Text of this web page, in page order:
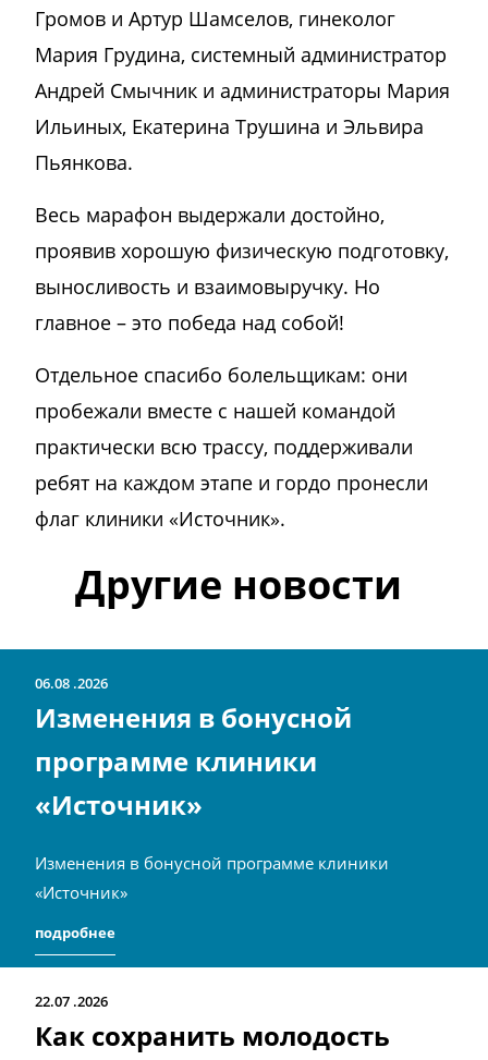
Громов и Артур Шамселов, гинеколог
Мария Грудина, системный администратор
Андрей Смычник и администраторы Мария
Ильиных, Екатерина Трушина и Эльвира
Пьянкова.
Весь марафон выдержали достойно,
проявив хорошую физическую подготовку,
выносливость и взаимовыручку. Но
главное – это победа над собой!
Отдельное спасибо болельщикам: они
пробежали вместе с нашей командой
практически всю трассу, поддерживали
ребят на каждом этапе и гордо пронесли
флаг клиники «Источник».
Другие новости
06.08 2026
Изменения в бонусной
программе клиники
«Источник»
Изменения в бонусной программе клиники
«Источник»
подробнее
22.07 2026
Как сохранить молодость